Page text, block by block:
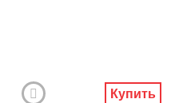
Купить